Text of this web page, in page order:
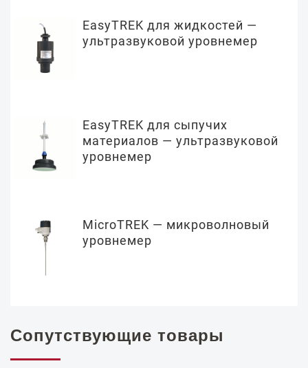
EasyTREK для жидкостей —
ультразвуковой уровнемер
EasyTREK для сыпучих
материалов — ультразвуковой
уровнемер
MicroTREK — микроволновый
уровнемер
Сопутствующие товары